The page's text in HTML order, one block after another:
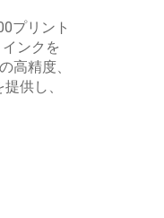
プリント
ンクを
高精度、
供し、